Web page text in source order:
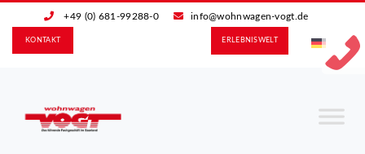
+49 (0) 681-99288-0 info@wohnwagen-vogt.de
ERLEBNIS­WELT
KONTAKT